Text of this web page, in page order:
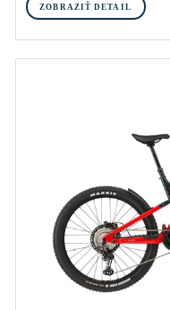
ZOBRAZIŤ DETAIL